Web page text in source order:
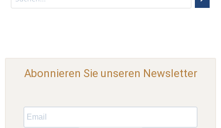
Abonnieren Sie unseren Newsletter